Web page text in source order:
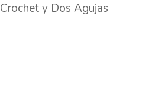
Crochet y Dos Agujas